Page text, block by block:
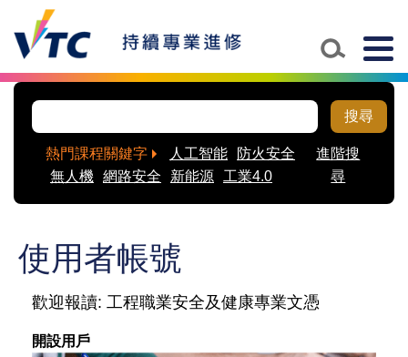
Skip to main content
搜尋
熱門課程關鍵字 人工智能
防火安全
無人機 網路安全 新能源 工業4.0
進階搜
尋
使用者帳號
歡迎報讀: 工程職業安全及健康專業文憑
開設用戶